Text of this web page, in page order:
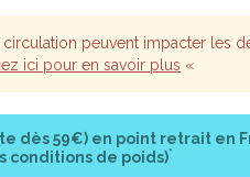
peuvent impacter les
ici pour en savoir plus «
dès 59€) en point retrait en
conditions de poids)*